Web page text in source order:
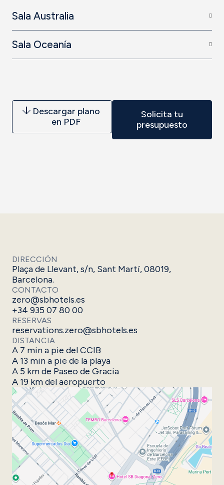
Sala Australia
Sala Oceanía
Descargar plano
en PDF
Solicita tu
presupuesto
DIRECCIÓN
Plaça de Llevant, s/n, Sant Martí, 08019,
Barcelona.
CONTACTO
zero@sbhotels.es
+34 935 07 80 00
RESERVAS
reservations.zero@sbhotels.es
DISTANCIA
A 7 min a pie del CCIB​
A 13 min a pie de la playa
A 5 km de Paseo de Gracia​
A 19 km del aeropuerto